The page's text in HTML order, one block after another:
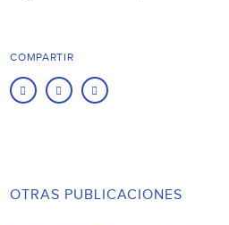
COMPARTIR
OTRAS PUBLICACIONES